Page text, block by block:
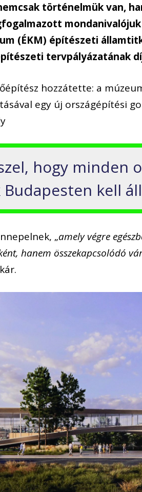
történelmük van,
mondanivalójuk
(ÉKM) építészeti
tervpályázatának
hozzátette: a
egy új országépítési
hogy minden
kell
„amely végre
hanem összekapcsolódó